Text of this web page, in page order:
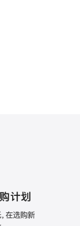
计划
在选购新